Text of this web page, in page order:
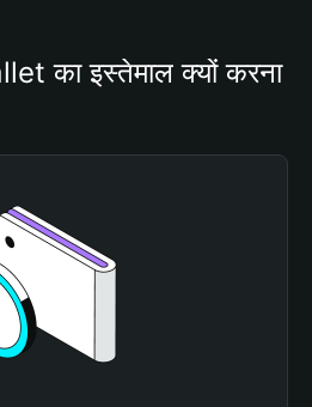
का इस्तेमाल क्यों करना